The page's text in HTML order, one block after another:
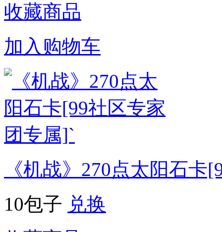
收藏商品
加入购物车
《机战》270点太阳石卡
10包子 兑换